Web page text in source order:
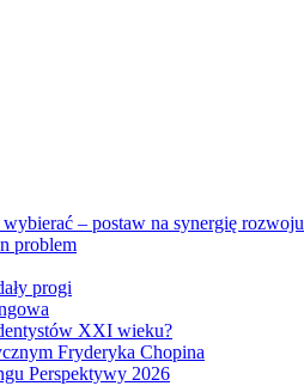
– postaw na synergię rozwoju
problem
progi
XXI wieku?
Fryderyka Chopina
Perspektywy 2026